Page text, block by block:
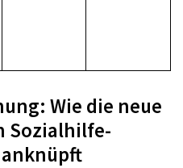
Wie die neue
Sozialhilfe-
anknüpft